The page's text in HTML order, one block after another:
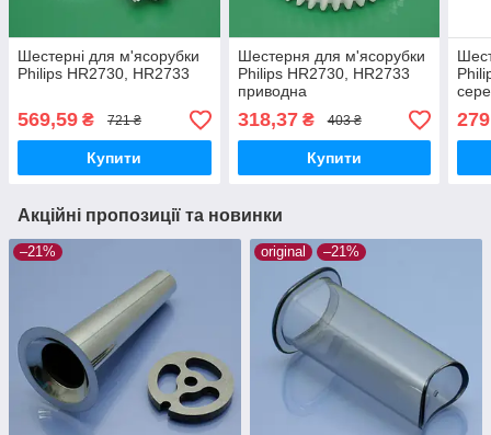
Шестерні для м'ясорубки
Philips HR2730, HR2733
569,59 ₴ 721 ₴
Купити
Шестерня для м'ясорубки
Philips HR2730, HR2733
приводна
318,37₴ 403 ₴
Купити
Акційні пропозиції та новинки
–21% original –21%